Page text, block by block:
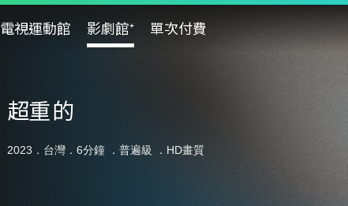
電視運動館 影劇館⁺ 單次付費
超重的
2023．台灣．6分鐘 ． 普遍級 ．HD畫質